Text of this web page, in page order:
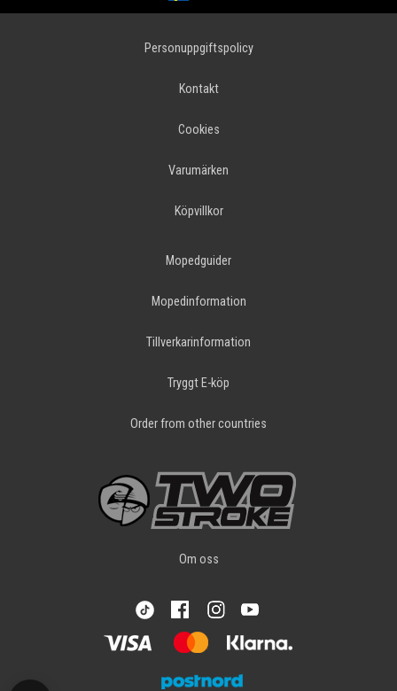
Personuppgiftspolicy
Kontakt
Cookies
Varumärken
Köpvillkor
Mopedguider
Mopedinformation
Tillverkarinformation
Tryggt E-köp
Order from other countries
Om oss